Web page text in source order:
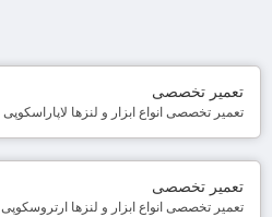
تعمیر تخصصی
تعمیر تخصصی انواع ابزار و لنزها لاپاراسکوپی
تعمیر تخصصی
تعمیر تخصصی انواع ابزار و لنزها ارتروسکوپی